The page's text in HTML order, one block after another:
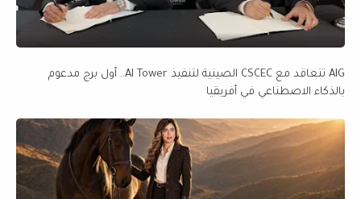
AIG تتعاقد مع CSCEC الصينية لتنفيذ AI Tower.. أول برج مدعوم
بالذكاء الاصطناعي في أفريقيا